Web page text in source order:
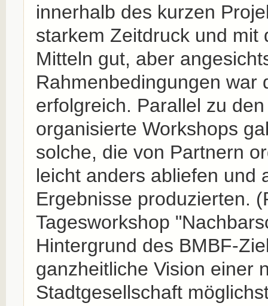
innerhalb des kurzen
starkem Zeitdruck und mit
Mitteln gut, aber
Rahmenbedingungen war
erfolgreich. Parallel zu
organisierte Workshops
solche, die von Partnern
leicht anders abliefen und
Ergebnisse produzierten.
Tagesworkshop
Hintergrund des BMBF-
ganzheitliche Vision einer
Stadtgesellschaft